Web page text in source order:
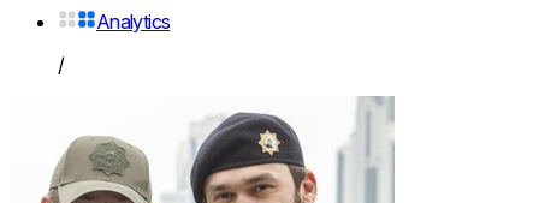
Analytics
/